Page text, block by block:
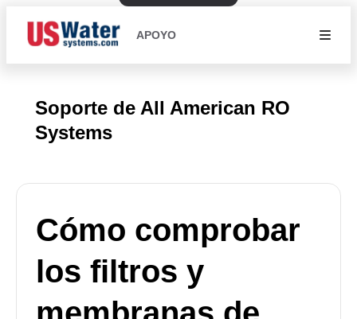
APOYO
Soporte de All American RO
Systems
Cómo comprobar
los filtros y